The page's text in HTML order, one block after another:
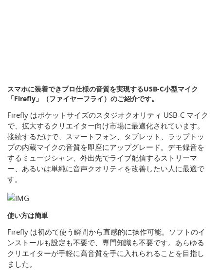
スマホに装着できプロ仕様の音質を実現するUSB-C小型マイク
「Firefly」（ファイヤーフライ）のご紹介です。
Firefly はポケットサイズのスタジオクオリティ USB-C マイク
で、拡大するクリエイター向け市場に最適化されています。
接続するだけで、スマートフォン、タブレット、ラップトッ
プの内蔵マイクの音質を即座にアップグレード。デモ録音を
するミュージシャン、外出先でライブ配信するストリーマ
ー、あるいは単純に音声クオリティを改善したい人に最適で
す。
使い方は簡単
Firefly は初めて使う瞬間から直感的に操作可能。ソフトのイ
ンストールも設定も不要で、専門知識も不要です。あらゆる
クリエイターが手軽に高音質を手に入れられることを目指し
ました。